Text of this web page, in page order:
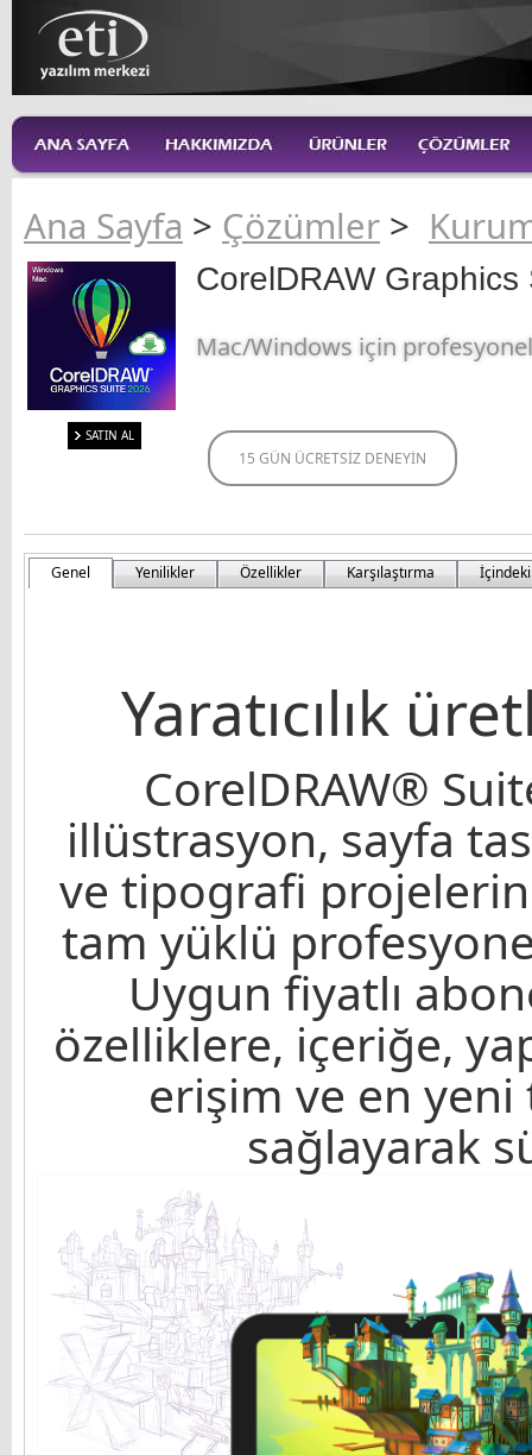
Ana Sayfa > Çözümler >
SATIN AL
CorelDRAW
Mac/Windows için profesyonel
15 GÜN ÜCRETSİZ DENEYİN
Genel Yenilikler Özellikler Karşılaştırma
Yaratıcılık
CorelDRAW®
illüstrasyon, sayfa
ve tipografi
tam yüklü profesyonel
Uygun fiyatlı
özelliklere, içeriğe,
erişim ve en
sağlayarak